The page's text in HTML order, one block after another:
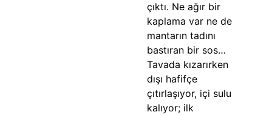
çıktı. Ne ağır bir
kaplama var ne de
mantarın tadını
bastıran bir sos…
Tavada kızarırken
dışı hafifçe
çıtırlaşıyor, içi sulu
kalıyor; ilk